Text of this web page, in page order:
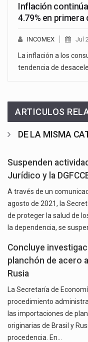
Inflación
4.79% en primera
INCOMEX Jul
La inflación a los
tendencia de
ARTICULOS
DE LA MISMA
Suspenden
Jurídico y la
A través de un
agosto de 2021, la
de proteger la salud de
la dependencia, se
Concluye
planchón de acero
Rusia
La Secretaría de
procedimiento
las importaciones de
originarias de Brasil y
procedencia. En…